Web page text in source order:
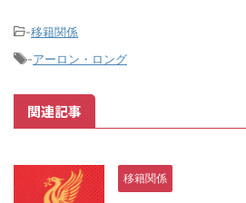
-移籍関係
-アーロン・ロング
関連記事
移籍関係